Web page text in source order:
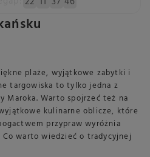
plaże, wyjątkowe zabytki i
targowiska to tylko jedna z
Maroka. Warto spojrzeć też na
kulinarne oblicze, które
przypraw wyróżnia
warto wiedzieć o tradycyjnej